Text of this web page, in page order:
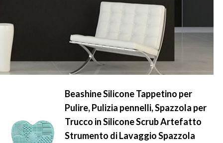
Beashine Silicone Tappetino per
Pulire, Pulizia pennelli, Spazzola per
Trucco in Silicone Scrub Artefatto
Strumento di Lavaggio Spazzola